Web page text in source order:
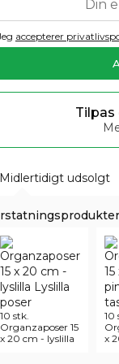
accepterer
Tilpas
udsolgt
10 stk.
Organzaposer 15
x 20 cm - lyslilla
10
x